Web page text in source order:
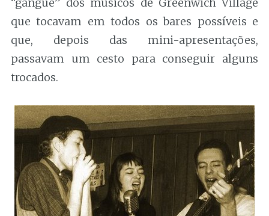
que tocavam em todos os bares possíveis e
que, depois das mini-apresentações,
passavam um cesto para conseguir alguns
trocados.